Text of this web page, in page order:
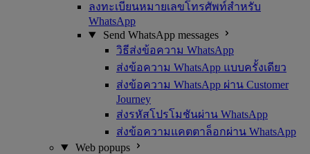
ลงทะเบียนหมายเลขโทรศัพท์สำหรับ
WhatsApp
Send WhatsApp messages
วิธีส่งข้อความ WhatsApp
ส่งข้อความ WhatsApp แบบครั้งเดียว
ส่งข้อความ WhatsApp ผ่าน Customer
Journey
ส่งรหัสโปรโมชันผ่าน WhatsApp
ส่งข้อความแคตตาล็อกผ่าน WhatsApp
Web popups